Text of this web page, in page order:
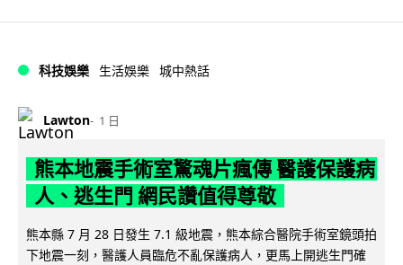
科技娛樂 生活娛樂 城中熱話
Lawton 1 日
熊本地震手術室驚魂片瘋傳 醫護保護病
人、逃生門 網民讚值得尊敬
熊本縣 7 月 28 日發生 7.1 級地震，熊本綜合醫院手術室鏡頭拍
下地震一刻，醫護人員臨危不亂保護病人，更馬上開逃生門確